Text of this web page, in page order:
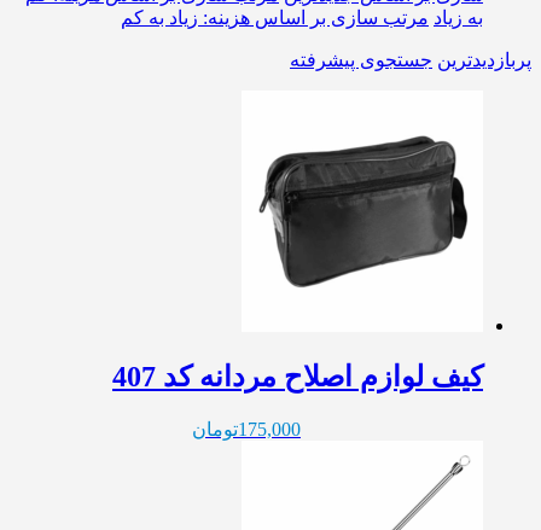
به زیاد مرتب سازی بر اساس هزینه: زیاد به کم
پربازدیدترین جستجوی پیشرفته
کیف لوازم اصلاح مردانه کد 407
175,000تومان